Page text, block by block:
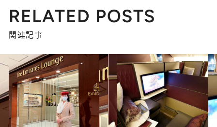
RELATED POSTS
関連記事